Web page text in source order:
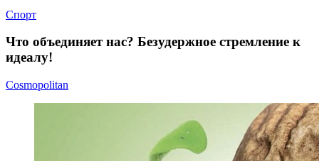
Спорт
Что объединяет нас? Безудержное стремление к
идеалу!
Cosmopolitan